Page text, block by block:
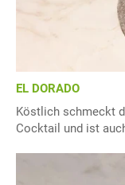
EL DORADO
Köstlich schmeckt
Cocktail und ist